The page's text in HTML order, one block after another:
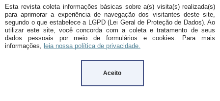
Esta revista coleta informações básicas sobre a(s) visita(s) realizada(s)
para aprimorar a experiência de navegação dos visitantes deste site,
segundo o que estabelece a LGPD (Lei Geral de Proteção de Dados). Ao
utilizar este site, você concorda com a coleta e tratamento de seus
dados pessoais por meio de formulários e cookies. Para mais
informações, leia nossa política de privacidade.
Aceito